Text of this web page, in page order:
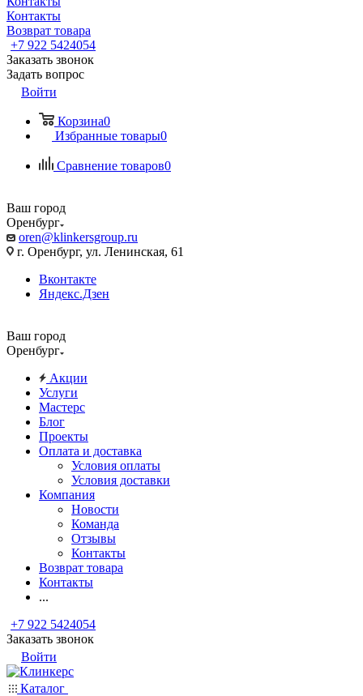
Контакты
Возврат товара
+7 922 5424054
Заказать звонок
Задать вопрос
Войти
Корзина0
Избранные товары0
Сравнение товаров0
Ваш город
Оренбург
oren@klinkersgroup.ru
г. Оренбург, ул. Ленинская, 61
Вконтакте
Яндекс.Дзен
Ваш город
Оренбург
Акции
Услуги
Мастерс
Блог
Проекты
Оплата и доставка
Условия оплаты
Условия доставки
Компания
Новости
Команда
Отзывы
Контакты
Возврат товара
Контакты
...
+7 922 5424054
Заказать звонок
Войти
Каталог